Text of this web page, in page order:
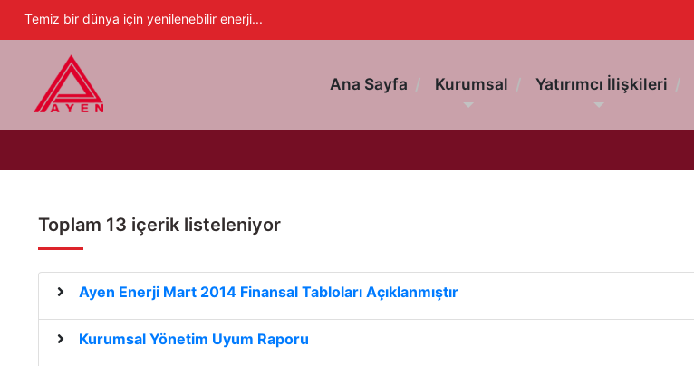
Ayen Enerji A.Ş
Temiz bir dünya için yenilenebilir enerji...
Ana Sayfa Kurumsal Yatırımcı İlişkileri
Toplam 13 içerik listeleniyor
Ayen Enerji Mart 2014 Finansal Tabloları Açıklanmıştır
Kurumsal Yönetim Uyum Raporu